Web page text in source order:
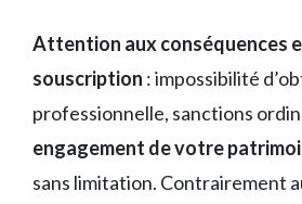
Attention aux conséquences
souscription : impossibilité
professionnelle, sanctions
engagement de votre
sans limitation. Contrairement